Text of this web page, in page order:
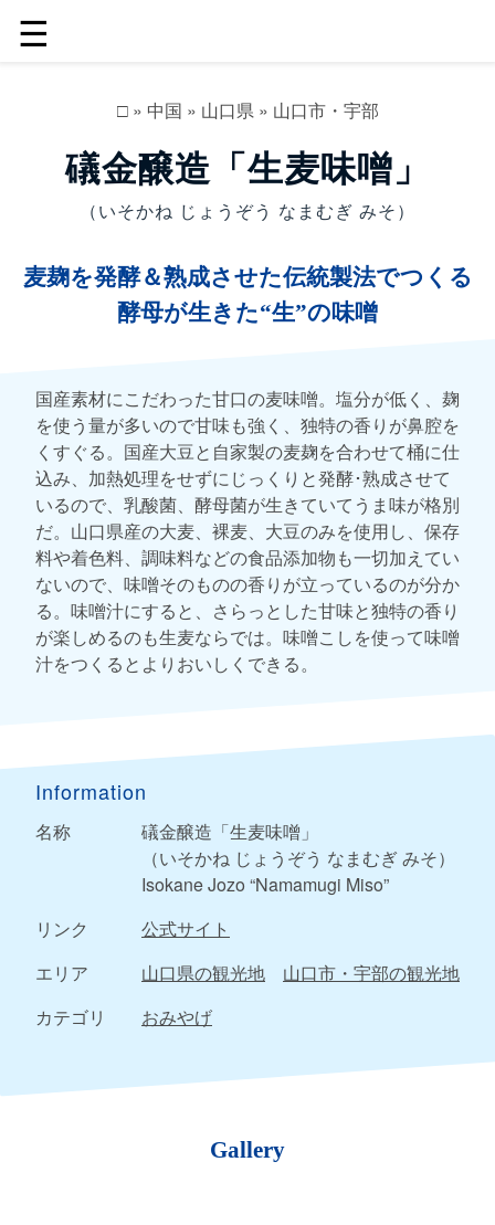
☰
□» 中国 » 山口県» 山口市・宇部
礒金醸造「生麦味噌」
（いそかね じょうぞう なまむぎ みそ）
麦麹を発酵＆熟成させた伝統製法でつくる
酵母が生きた“生”の味噌
国産素材にこだわった甘口の麦味噌。塩分が低く、麹
を使う量が多いので甘味も強く、独特の香りが鼻腔を
くすぐる。国産大豆と自家製の麦麹を合わせて桶に仕
込み、加熱処理をせずにじっくりと発酵･熟成させて
いるので、乳酸菌、酵母菌が生きていてうま味が格別
だ。山口県産の大麦、裸麦、大豆のみを使用し、保存
料や着色料、調味料などの食品添加物も一切加えてい
ないので、味噌そのものの香りが立っているのが分か
る。味噌汁にすると、さらっとした甘味と独特の香り
が楽しめるのも生麦ならでは。味噌こしを使って味噌
汁をつくるとよりおいしくできる。
Information
名称
礒金醸造「生麦味噌」
（いそかね じょうぞう なまむぎ みそ）
Isokane Jozo “Namamugi Miso”
リンク
公式サイト
エリア
山口県の観光地
山口市・宇部の観光地
カテゴリ
おみやげ
Gallery